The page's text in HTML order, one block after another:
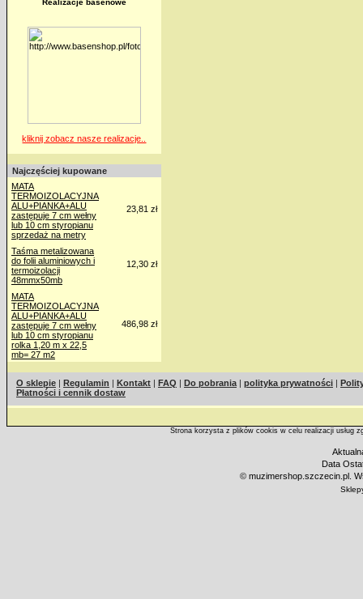
kliknij zobacz nasze realizacje..
Najczęściej kupowane
MATA
TERMOIZOLACYJNA
ALU+PIANKA+ALU
zastępuje 7 cm wełny
lub 10 cm styropianu
sprzedaż na metry
23,81 zł
Taśma metalizowana
do folii aluminiowych i
termoizolacji
48mmx50mb
12,30 zł
MATA
TERMOIZOLACYJNA
ALU+PIANKA+ALU
zastępuje 7 cm wełny
lub 10 cm styropianu
rolka 1,20 m x 22,5
mb= 27 m2
486,98 zł
O sklepie | Regulamin | Kontakt | FAQ | Do pobrania | polityka prywatności |
Płatności i cennik dostaw
Strona korzysta z plików cookis w celu realizacji usług
Data
© muzimershop.szczecin.pl.